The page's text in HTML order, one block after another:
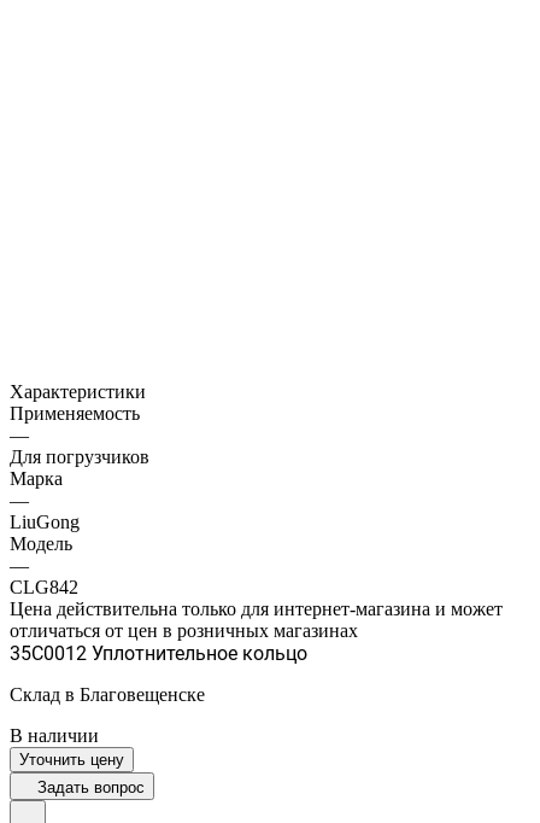
Характеристики
Применяемость
—
Для погрузчиков
Марка
—
LiuGong
Модель
—
CLG842
Цена действительна только для интернет-магазина и может
отличаться от цен в розничных магазинах
35C0012 Уплотнительное кольцо
Склад в Благовещенске
В наличии
Уточнить цену
Задать вопрос